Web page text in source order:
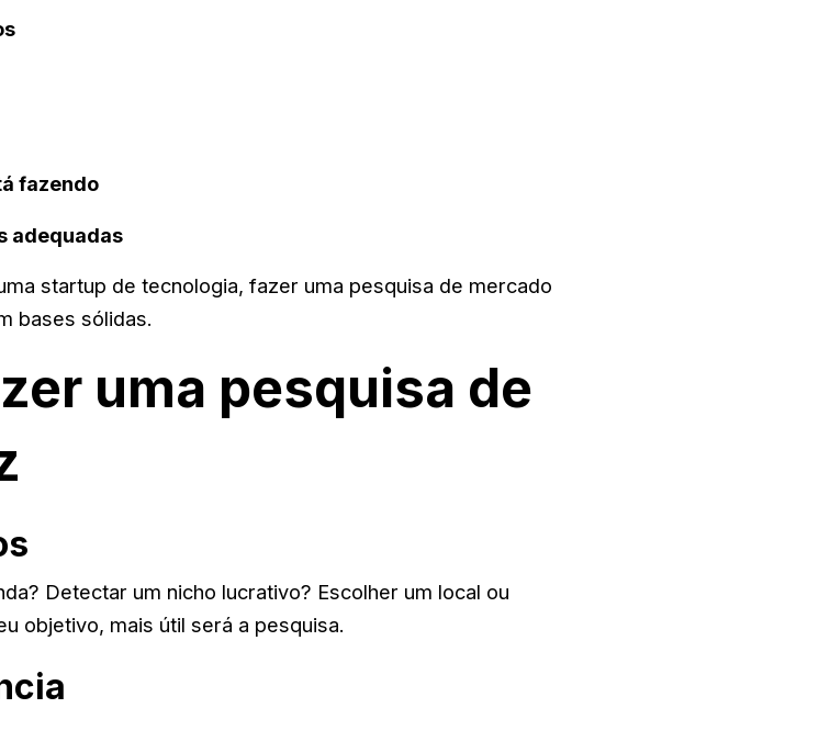
fazendo
adequadas
startup de tecnologia, fazer uma pesquisa de mercado
bases sólidas.
uma pesquisa de
Detectar um nicho lucrativo? Escolher um local ou
objetivo, mais útil será a pesquisa.